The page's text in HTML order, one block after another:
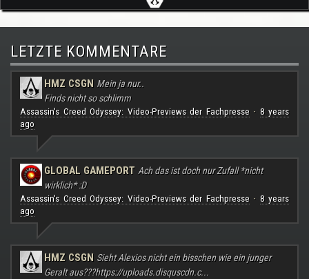
LETZTE KOMMENTARE
HMZ CSGN Mein ja nur..
Finds nicht so schlimm
Assassin's Creed Odyssey: Video-Previews der Fachpresse· 8 years
ago
GLOBAL GAMEPORT Ach das ist doch nur Zufall *nicht
wirklich* :D
Assassin's Creed Odyssey: Video-Previews der Fachpresse· 8 years
ago
HMZ CSGN Sieht Alexios nicht ein bisschen wie ein junger
Geralt aus???https://uploads.disquscdn.c...